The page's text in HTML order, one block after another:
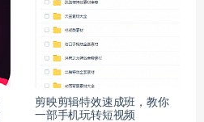
剪映剪辑特效速成班，教你
一部手机玩转短视频